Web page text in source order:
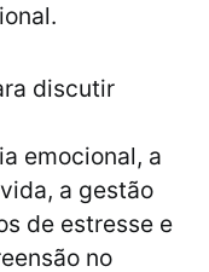
discutir
emocional, a
a gestão
de estresse e
no